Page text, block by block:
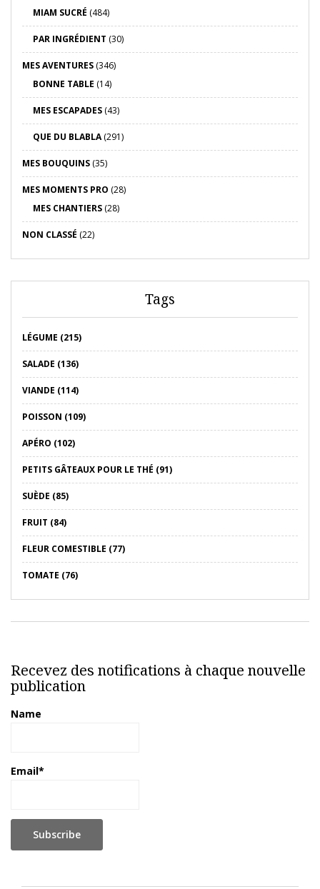
MIAM SUCRÉ (484)
PAR INGRÉDIENT (30)
MES AVENTURES (346)
BONNE TABLE (14)
MES ESCAPADES (43)
QUE DU BLABLA(291)
MES BOUQUINS (35)
MES MOMENTS PRO (28)
MES CHANTIERS (28)
NON CLASSÉ (22)
Tags
LÉGUME (215)
SALADE (136)
VIANDE (114)
POISSON (109)
APÉRO (102)
PETITS GÂTEAUX POUR LE THÉ (91)
SUÈDE (85)
FRUIT (84)
FLEUR COMESTIBLE (77)
TOMATE (76)
Recevez des notifications à chaque nouvelle
publication
Name
Email*